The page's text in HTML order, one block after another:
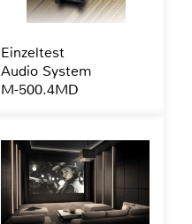
Einzeltest
Audio System
M-500.4MD